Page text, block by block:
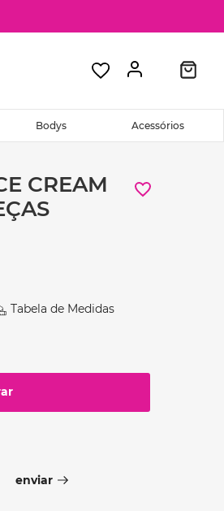
Bodys Acessórios
CREAM
Tabela de Medidas